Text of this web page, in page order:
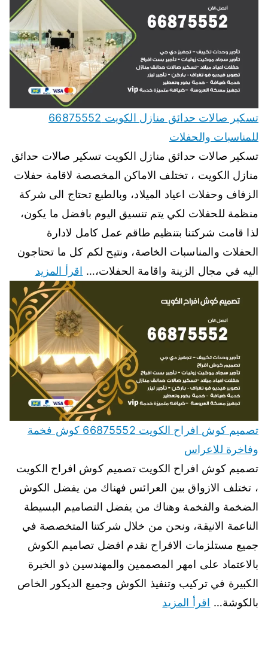
تسكير صالات حدائق منازل الكويت 66875552
للمناسبات والحفلات
تسكير صالات حدائق منازل الكويت تسكير صالات حدائق
منازل الكويت ، تختلف الاماكن المخصصة لاقامة حفلات
الزفاف وحفلات اعياد الميلاد، وبالطبع تحتاج الى شركة
منظمة للحفلات لكي يتم تنسيق اليوم بافضل ما يكون،
لذا قامت شركتنا بتنظيم طاقم عمل كامل لادارة
الحفلات والمناسبات الخاصة، ونتيح لكم كل ما تحتاجون
اليه في مجال الزينة واقامة الحفلات،… اقرأ المزيد
تصميم كوش افراح الكويت 66875552 كوش فخمة
وفاخرة للاعراس
تصميم كوش افراح الكويت تصميم كوش افراح الكويت
، تختلف الازواق بين العرائس فهناك من يفضل الكوش
الضخمة والفخمة وهناك من يفضل التصاميم البسيطة
الناعمة الانيقة، ونحن من خلال شركتنا المتخصصة في
جميع مستلزمات الافراح نقدم افضل تصاميم الكوش
بالاعتماد على امهر المصممين والمهندسين ذو الخبرة
الكبيرة في تركيب وتنفيذ الكوش وجميع الديكور الخاص
بالكوشة… اقرأ المزيد